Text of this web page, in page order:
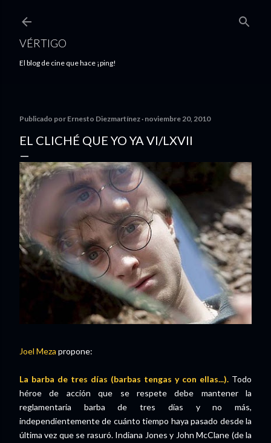
VÉRTIGO
El blog de cine que hace ¡ping!
Publicado por Ernesto Diezmartínez noviembre 20, 2010
EL CLICHÉ QUE YO YA VI/LXVII
Joel Meza propone:
La barba de tres días (barbas tengas y con ellas...). Todo
héroe de acción que se respete debe mantener la
reglamentaria barba de tres días y no más,
independientemente de cuánto tiempo haya pasado desde la
última vez que se rasuró. Indiana Jones y John McClane (de la